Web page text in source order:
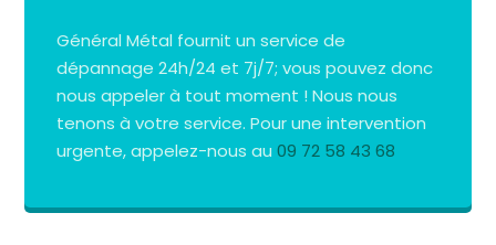
Général Métal fournit un service de
dépannage 24h/24 et 7j/7; vous pouvez donc
nous appeler à tout moment ! Nous nous
tenons à votre service. Pour une intervention
urgente, appelez-nous au09 72 58 43 68